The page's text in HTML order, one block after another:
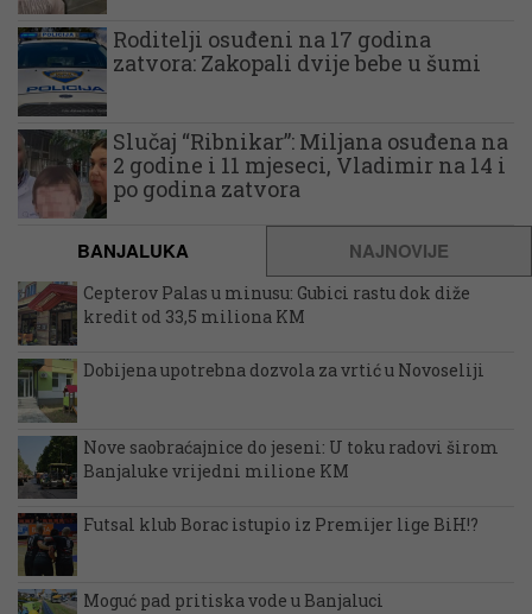
Roditelji osuđeni na 17 godina
zatvora: Zakopali dvije bebe u šumi
Slučaj “Ribnikar”: Miljana osuđena na
2 godine i 11 mjeseci, Vladimir na 14 i
po godina zatvora
BANJALUKA NAJNOVIJE
Cepterov Palas u minusu: Gubici rastu dok diže
kredit od 33,5 miliona KM
Dobijena upotrebna dozvola za vrtić u Novoseliji
Nove saobraćajnice do jeseni: U toku radovi širom
Banjaluke vrijedni milione KM
Futsal klub Borac istupio iz Premijer lige BiH!?
Moguć pad pritiska vode u Banjaluci